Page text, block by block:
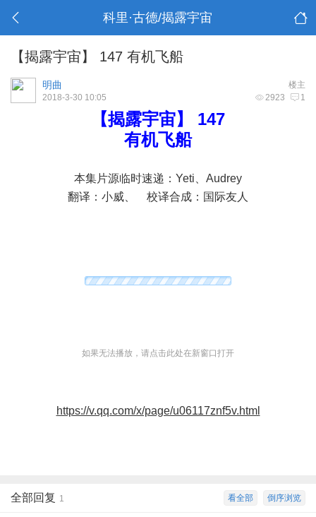
科里·古德/揭露宇宙
【揭露宇宙】 147 有机飞船
楼主
明曲
2923 1
2018-3-30 10:05
【揭露宇宙】 147
有机飞船
本集片源临时速递：Yeti、Audrey
翻译：小威、 校译合成：国际友人
如果无法播放，请点击此处在新窗口打开
https://v.qq.com/x/page/u06117znf5v.html
倒序浏览
看全部
全部回复 1